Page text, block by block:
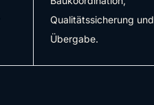
Qualitätssicherung und
Übergabe.